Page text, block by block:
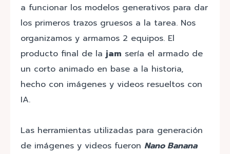
a funcionar los modelos generativos para dar
los primeros trazos gruesos a la tarea. Nos
organizamos y armamos 2 equipos. El
producto final de lajam sería el armado de
un corto animado en base a la historia,
hecho con imágenes y videos resueltos con
IA.
Las herramientas utilizadas para generación
de imágenes y videos fueron Nano Banana